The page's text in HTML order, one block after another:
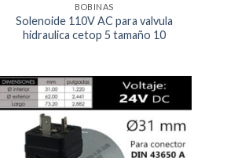
BOBINAS
Solenoide 110V AC para valvula
hidraulica cetop 5 tamaño 10
Agregar
a la
Lista de
deseos